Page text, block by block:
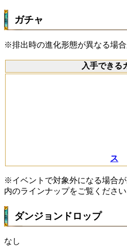
ガチャ
※排出時の進化形態が異なる場合
入手できる
ス
※イベントで対象外になる場合
内のラインナップをご覧ください
ダンジョンドロップ
なし